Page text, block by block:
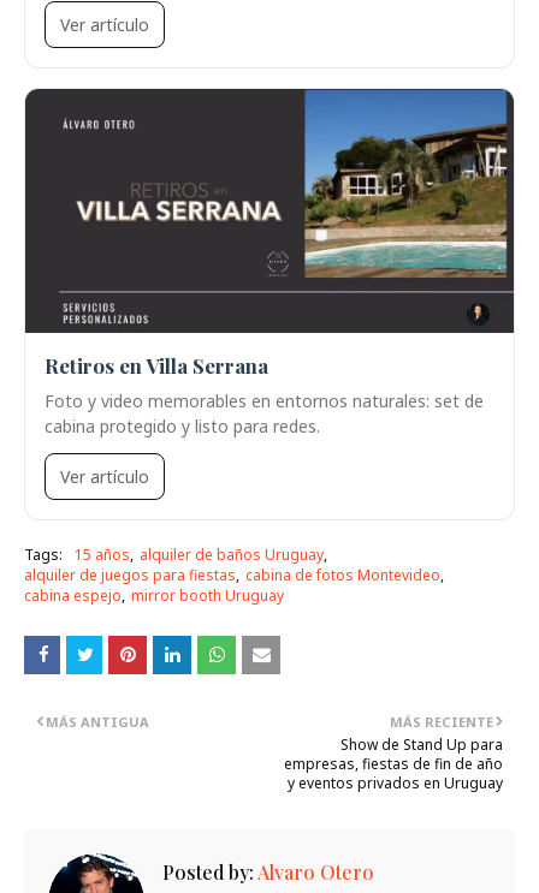
Ver artículo
Retiros en Villa Serrana
Foto y video memorables en entornos naturales: set de
cabina protegido y listo para redes.
Ver artículo
Tags: 15 años alquiler de baños Uruguay
alquiler de juegos para fiestas cabina de fotos Montevideo
cabina espejo mirror booth Uruguay
MÁS RECIENTE
Show de Stand Up para
empresas, fiestas de fin de año
y eventos privados en Uruguay
MÁS ANTIGUA
Posted by: Alvaro Otero